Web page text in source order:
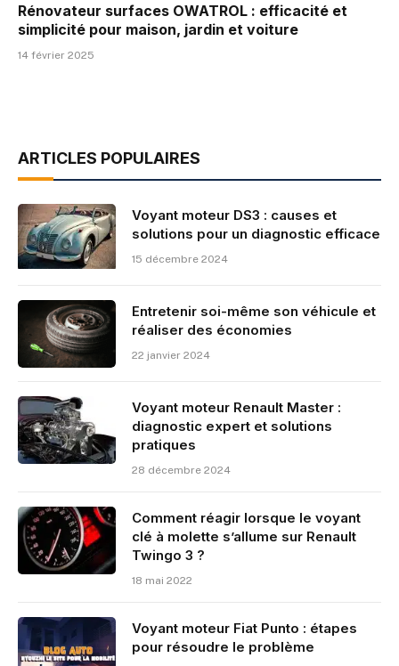
Rénovateur surfaces OWATROL : efficacité et
simplicité pour maison, jardin et voiture
14 février 2025
ARTICLES POPULAIRES
Voyant moteur DS3 : causes et
solutions pour un diagnostic efficace
15 décembre 2024
Entretenir soi-même son véhicule et
réaliser des économies
22 janvier 2024
Voyant moteur Renault Master :
diagnostic expert et solutions
pratiques
28 décembre 2024
Comment réagir lorsque le voyant
clé à molette s’allume sur Renault
Twingo 3 ?
18 mai 2022
Voyant moteur Fiat Punto : étapes
pour résoudre le problème